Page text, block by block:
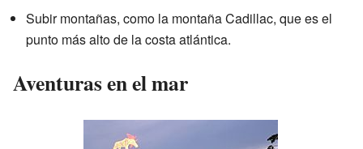
Subir montañas, como la montaña Cadillac, que es el
punto más alto de la costa atlántica.
Aventuras en el mar